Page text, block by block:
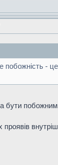
-
побожним,
проявів